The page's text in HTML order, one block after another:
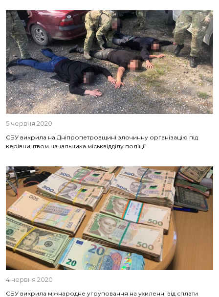
5 червня 2020
СБУ викрила на Дніпропетровщині злочинну організацію під
керівництвом начальника міськвідділу поліції
4 червня 2020
СБУ викрила міжнародне угруповання на ухиленні від сплати